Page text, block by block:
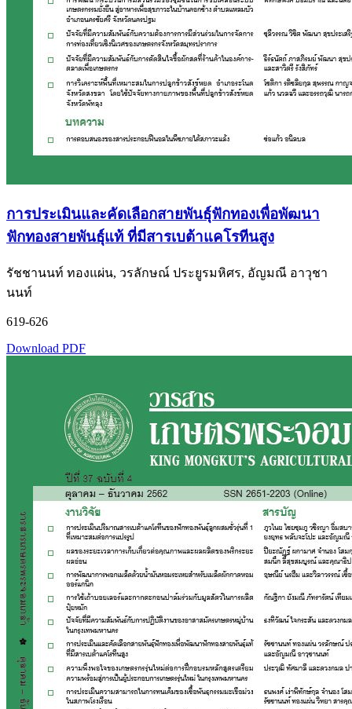
การประเมินและคัดเลือกสายพันธุ์ฟักทองเพื่อพัฒนา
ฟักทองสายพันธุ์แท้ ที่มีสารเบต้าแคโรทีนสูง
รัชชานนท์ ทองแผ่น, วรลักษณ์ ประยูรมหิศร, อัญมณี อาวุชา
นนท์
619-626
Download PDF